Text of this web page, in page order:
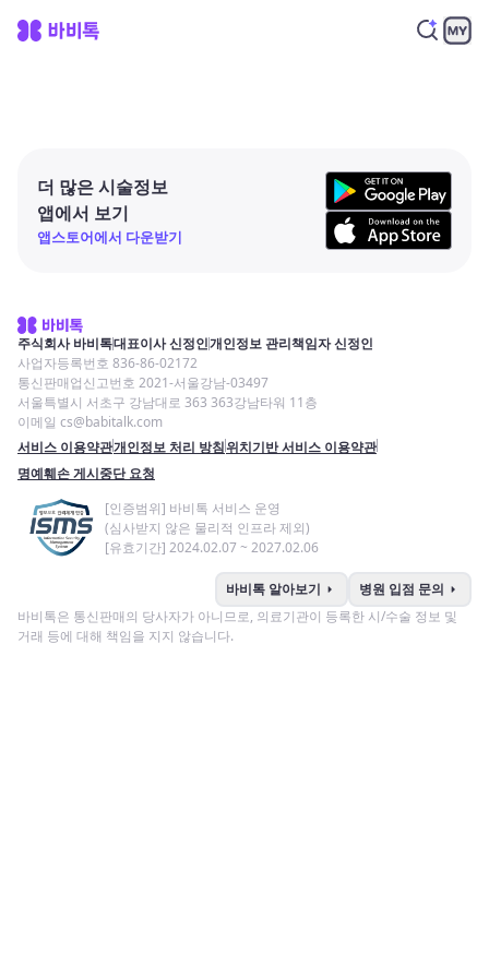
더 많은 시술정보
앱에서 보기
앱스토어에서 다운받기
주식회사 바비톡대표이사 신정인개인정보 관리책임자 신정인
사업자등록번호 836-86-02172
통신판매업신고번호 2021-서울강남-03497
서울특별시 서초구 강남대로 363 363강남타워 11층
이메일 cs@babitalk.com
서비스 이용약관개인정보 처리 방침위치기반 서비스 이용약관
명예훼손 게시중단 요청
[인증범위] 바비톡 서비스 운영
(심사받지 않은 물리적 인프라 제외)
[유효기간] 2024.02.07 ~ 2027.02.06
바비톡 알아보기 arrow_right 병원 입점 문의 arrow_right
바비톡은 통신판매의 당사자가 아니므로, 의료기관이 등록한 시/수술 정보 및
거래 등에 대해 책임을 지지 않습니다.